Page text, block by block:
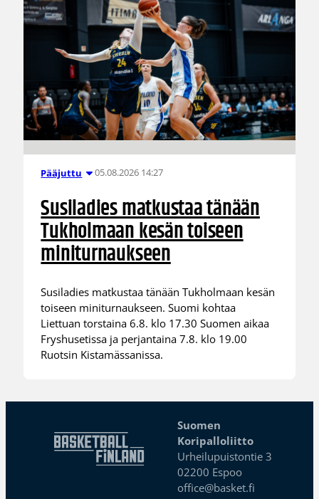
Pääjuttu 05.08.2026 14:27
Susiladies matkustaa tänään
Tukholmaan kesän toiseen
miniturnaukseen
Susiladies matkustaa tänään Tukholmaan kesän
toiseen miniturnaukseen. Suomi kohtaa
Liettuan torstaina 6.8. klo 17.30 Suomen aikaa
Fryshusetissa ja perjantaina 7.8. klo 19.00
Ruotsin Kistamässanissa.
Suomen
Koripalloliitto
Urheilupuistontie 3
02200 Espoo
office@basket.fi